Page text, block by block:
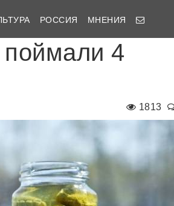
РОССИЯ МНЕНИЯ
поймали 4
1813